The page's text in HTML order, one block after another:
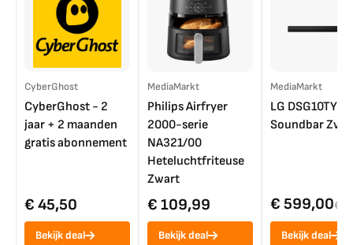
CyberGhost
CyberGhost - 2
jaar + 2 maanden
gratis abonnement
€ 45,50
Bekijk deal
MediaMarkt
Philips Airfryer
2000-serie
NA321/00
Heteluchtfriteuse
Zwart
€ 109,99
Bekijk deal
MediaMarkt
LG DSG10TY
Soundbar
€ 599,00€
Bekijk deal